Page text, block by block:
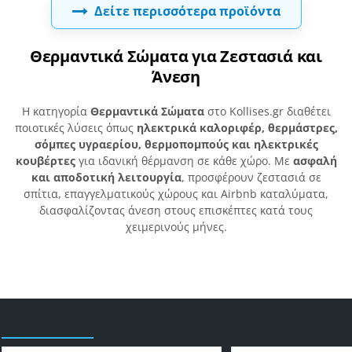
Θερμαντικά Σώματα για Ζεστασιά και
Άνεση
Η κατηγορία Θερμαντικά Σώματαστο Kollises.gr διαθέτει
ποιοτικές λύσεις όπως ηλεκτρικά καλοριφέρ, θερμάστρες,
σόμπες υγραερίου, θερμοπομπούς και ηλεκτρικές
κουβέρτεςγια ιδανική θέρμανση σε κάθε χώρο. Με ασφαλή
και αποδοτική λειτουργία, προσφέρουν ζεστασιά σε
σπίτια, επαγγελματικούς χώρους και Airbnb καταλύματα,
διασφαλίζοντας άνεση στους επισκέπτες κατά τους
χειμερινούς μήνες.
Δείτε περισσότερα προϊόντα